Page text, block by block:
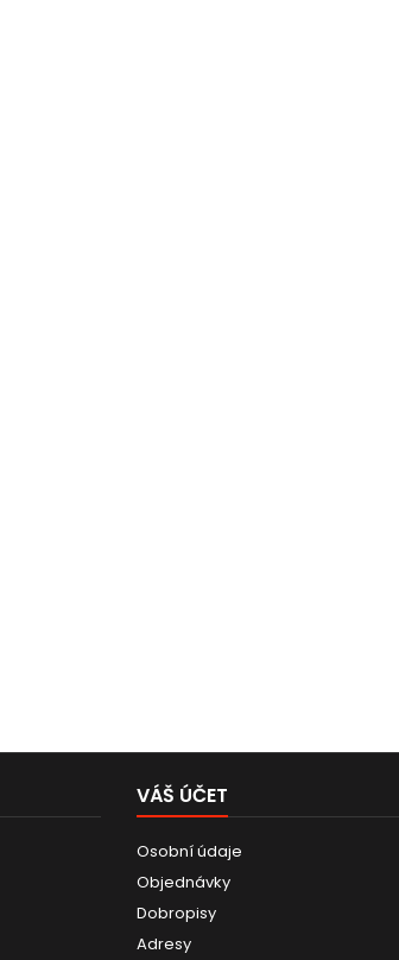
VÁŠ ÚČET
Osobní údaje
Objednávky
Dobropisy
Adresy